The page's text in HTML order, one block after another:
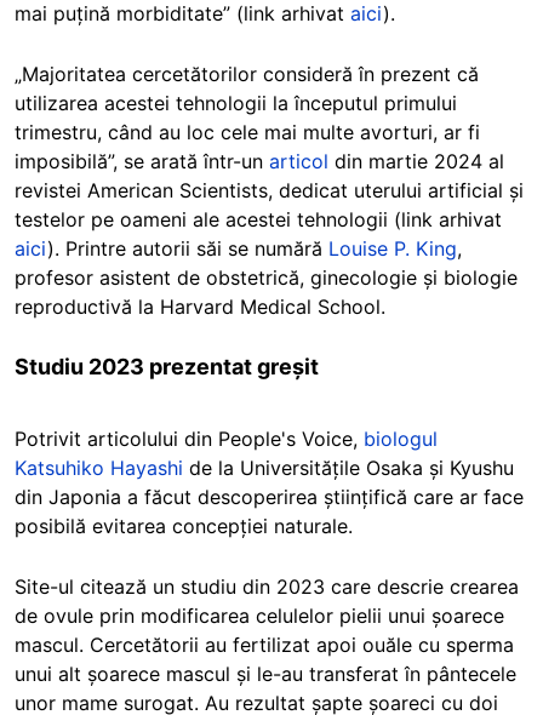
mai puțină morbiditate” (link arhivat aici).
„Majoritatea cercetătorilor consideră în prezent că
utilizarea acestei tehnologii la începutul primului
trimestru, când au loc cele mai multe avorturi, ar fi
imposibilă”, se arată într-un articol din martie 2024 al
revistei American Scientists, dedicat uterului artificial și
testelor pe oameni ale acestei tehnologii (link arhivat
aici). Printre autorii săi se numără Louise P. King,
profesor asistent de obstetrică, ginecologie și biologie
reproductivă la Harvard Medical School.
Studiu 2023 prezentat greșit
Potrivit articolului din People's Voice, biologul
Katsuhiko Hayashi de la Universitățile Osaka și Kyushu
din Japonia a făcut descoperirea științifică care ar face
posibilă evitarea concepției naturale.
Site-ul citează un studiu din 2023 care descrie crearea
de ovule prin modificarea celulelor pielii unui șoarece
mascul. Cercetătorii au fertilizat apoi ouăle cu sperma
unui alt șoarece mascul și le-au transferat în pântecele
unor mame surogat. Au rezultat șapte șoareci cu doi